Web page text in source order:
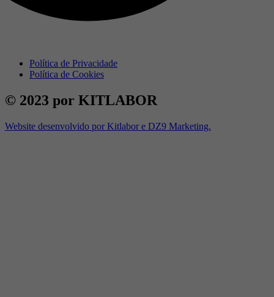
Política de Privacidade
Política de Cookies
© 2023 por KITLABOR
Website desenvolvido por Kitlabor e DZ9 Marketing.